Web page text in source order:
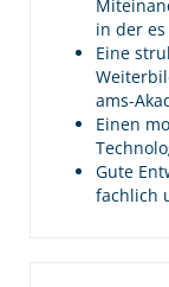
in der
Eine
ams-
Einen
Gute
fachlich